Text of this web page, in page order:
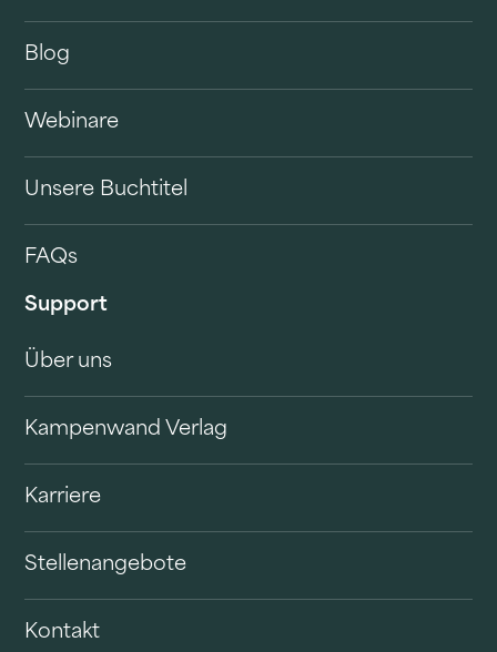
Blog
Webinare
Unsere Buchtitel
FAQs
Support
Über uns
Kampenwand Verlag
Karriere
Stellenangebote
Kontakt